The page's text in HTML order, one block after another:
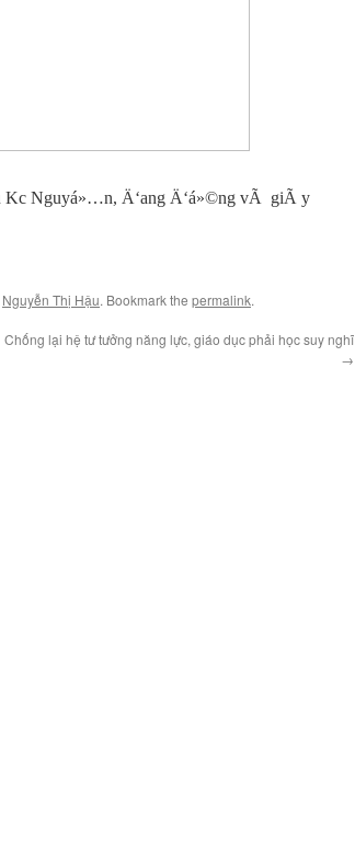
Nguyễn Thị Hậu. Bookmark the permalink.
Chống lại hệ tư tưởng năng lực, giáo dục phải học suy nghĩ
→